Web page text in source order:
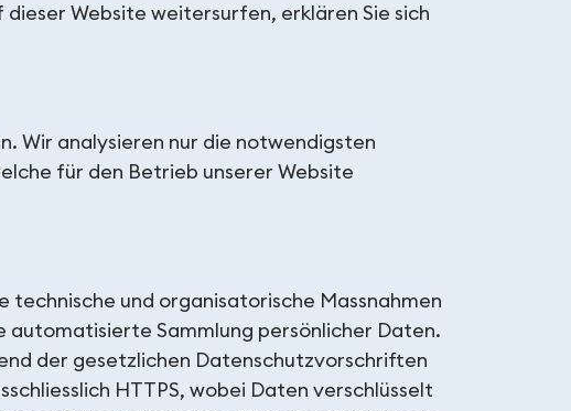
Website weitersurfen, erklären Sie sich
Wir analysieren nur die notwendigsten
für den Betrieb unserer Website
technische und organisatorische Massnahmen
automatisierte Sammlung persönlicher Daten.
der gesetzlichen Datenschutzvorschriften
HTTPS, wobei Daten verschlüsselt